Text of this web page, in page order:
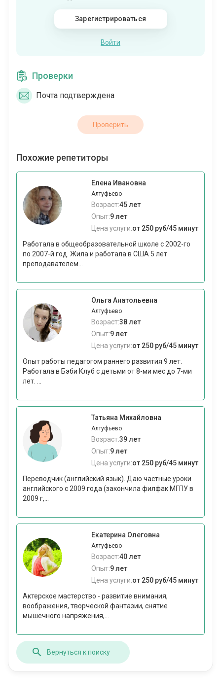
Зарегистрироваться
Войти
Проверки
Почта подтверждена
Проверить
Похожие репетиторы
Елена Ивановна
Алтуфьево
Возраст:45 лет
Опыт:9 лет
Цена услуги:от 250 руб/45 минут
Работала в общеобразовательной школе с 2002-го
по 2007-й год. Жила и работала в США 5 лет
преподавателем...
Ольга Анатольевна
Алтуфьево
Возраст:38 лет
Опыт:9 лет
Цена услуги:от 250 руб/45 минут
Опыт работы педагогом раннего развития 9 лет.
Работала в Бэби Клуб с детьми от 8-ми мес до 7-ми
лет. ...
Татьяна Михайловна
Алтуфьево
Возраст:39 лет
Опыт:9 лет
Цена услуги:от 250 руб/45 минут
Переводчик (английский язык). Даю частные уроки
английского с 2009 года (закончила филфак МГПУ в
2009 г,...
Екатерина Олеговна
Алтуфьево
Возраст:40 лет
Опыт:9 лет
Цена услуги:от 250 руб/45 минут
Актерское мастерство - развитие внимания,
воображения, творческой фантазии, снятие
мышечного напряжения,...
Вернуться к поиску